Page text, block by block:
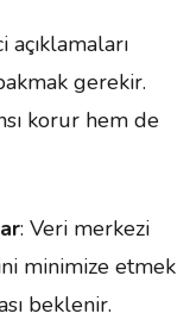
gerekir.
korur hem de
: Veri merkezi
minimize etmek
beklenir.